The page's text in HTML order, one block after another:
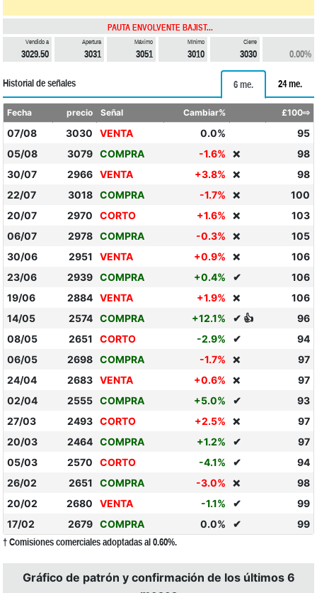
PAUTA ENVOLVENTE BAJIST...
Vendido a
3029.50
Apertura
3031
Máximo
3051
Mínimo
3010
Cierre
3030 0.00%
Historial de señales 6 me. 24 me.
Fecha precio Señal Cambiar% £100⇨
07/08 3030 VENTA 0.0%
95
05/08
3079 COMPRA -1.6% ❌
98
30/07
2966 VENTA +3.8% ❌
98
22/07
3018 COMPRA -1.7% ❌
100
20/07
2970 CORTO +1.6% ❌
103
06/07
2978 COMPRA -0.3% ❌
105
30/06
2951 VENTA +0.9% ❌
106
23/06
2939 COMPRA +0.4% ✔
106
19/06
2884 VENTA +1.9% ❌
106
14/05
2574 COMPRA +12.1% ✔ 👍
96
08/05
2651 CORTO -2.9% ✔
94
06/05
2698 COMPRA -1.7% ❌
97
24/04
2683 VENTA +0.6% ❌
97
02/04
2555 COMPRA +5.0% ✔
93
27/03
2493 CORTO +2.5% ❌
97
20/03
2464 COMPRA +1.2% ✔
97
05/03
2570 CORTO -4.1% ✔
94
26/02
2651 COMPRA -3.0% ❌
98
20/02
2680 VENTA -1.1% ✔
99
17/02
2679 COMPRA 0.0% ✔ 99
† Comisiones comerciales adoptadas al 0.60%.
Gráfico de patrón y confirmación de los últimos 6